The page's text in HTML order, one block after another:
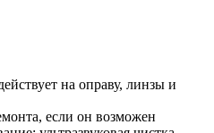
на оправу, линзы и
если он возможен